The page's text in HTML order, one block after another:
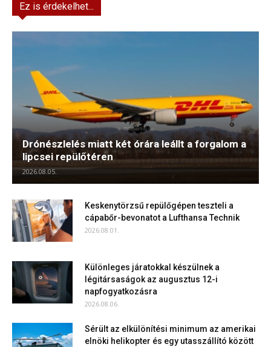
Ez is érdekelhet...
Drónészlelés miatt két órára leállt a forgalom a
lipcsei repülőtéren
2026.08.05.
Keskenytörzsű repülőgépen teszteli a
cápabőr-bevonatot a Lufthansa Technik
2026.08.01.
Különleges járatokkal készülnek a
légitársaságok az augusztus 12-i
napfogyatkozásra
2026.08.06.
Sérült az elkülönítési minimum az amerikai
elnöki helikopter és egy utasszállító között